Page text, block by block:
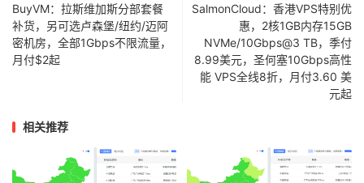
BuyVM：拉斯维加斯分部套餐
补货，另可选卢森堡/纽约/迈阿
密机房，全部1Gbps不限流量，
月付$2起
SalmonCloud：香港VPS特别优
惠，2核1GB内存15GB
NVMe/10Gbps@3 TB，季付
8.99美元，圣何塞10Gbps高性
能 VPS全线8折，月付3.60 美
元起
相关推荐